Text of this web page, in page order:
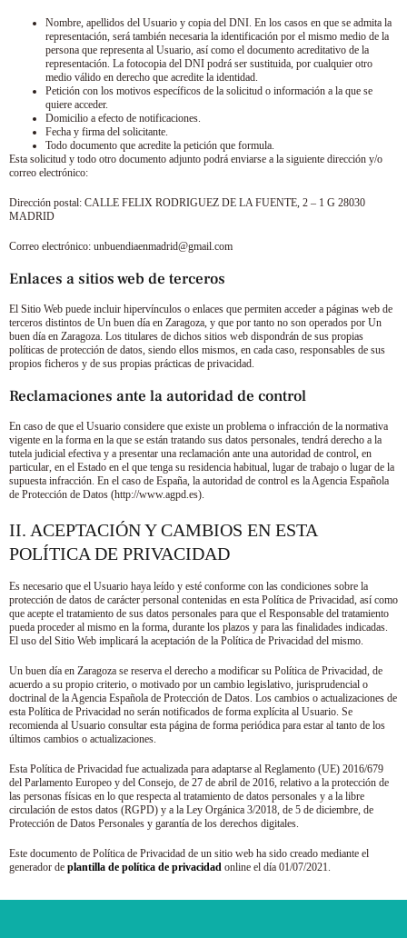
Nombre, apellidos del Usuario y copia del DNI. En los casos en que se admita la
representación, será también necesaria la identificación por el mismo medio de la
persona que representa al Usuario, así como el documento acreditativo de la
representación. La fotocopia del DNI podrá ser sustituida, por cualquier otro
medio válido en derecho que acredite la identidad.
Petición con los motivos específicos de la solicitud o información a la que se
quiere acceder.
Domicilio a efecto de notificaciones.
Fecha y firma del solicitante.
Todo documento que acredite la petición que formula.
Esta solicitud y todo otro documento adjunto podrá enviarse a la siguiente dirección y/o
correo electrónico:
Dirección postal: CALLE FELIX RODRIGUEZ DE LA FUENTE, 2 – 1 G 28030
MADRID
Correo electrónico: unbuendiaenmadrid@gmail.com
Enlaces a sitios web de terceros
El Sitio Web puede incluir hipervínculos o enlaces que permiten acceder a páginas web de
terceros distintos de Un buen día en Zaragoza , y que por tanto no son operados por Un
buen día en Zaragoza . Los titulares de dichos sitios web dispondrán de sus propias
políticas de protección de datos, siendo ellos mismos, en cada caso, responsables de sus
propios ficheros y de sus propias prácticas de privacidad.
Reclamaciones ante la autoridad de control
En caso de que el Usuario considere que existe un problema o infracción de la normativa
vigente en la forma en la que se están tratando sus datos personales, tendrá derecho a la
tutela judicial efectiva y a presentar una reclamación ante una autoridad de control, en
particular, en el Estado en el que tenga su residencia habitual, lugar de trabajo o lugar de la
supuesta infracción. En el caso de España, la autoridad de control es la Agencia Española
de Protección de Datos (http://www.agpd.es).
II. ACEPTACIÓN Y CAMBIOS EN ESTA
POLÍTICA DE PRIVACIDAD
Es necesario que el Usuario haya leído y esté conforme con las condiciones sobre la
protección de datos de carácter personal contenidas en esta Política de Privacidad, así como
que acepte el tratamiento de sus datos personales para que el Responsable del tratamiento
pueda proceder al mismo en la forma, durante los plazos y para las finalidades indicadas.
El uso del Sitio Web implicará la aceptación de la Política de Privacidad del mismo.
Un buen día en Zaragoza se reserva el derecho a modificar su Política de Privacidad, de
acuerdo a su propio criterio, o motivado por un cambio legislativo, jurisprudencial o
doctrinal de la Agencia Española de Protección de Datos. Los cambios o actualizaciones de
esta Política de Privacidad no serán notificados de forma explícita al Usuario. Se
recomienda al Usuario consultar esta página de forma periódica para estar al tanto de los
últimos cambios o actualizaciones.
Esta Política de Privacidad fue actualizada para adaptarse al Reglamento (UE) 2016/679
del Parlamento Europeo y del Consejo, de 27 de abril de 2016, relativo a la protección de
las personas físicas en lo que respecta al tratamiento de datos personales y a la libre
circulación de estos datos (RGPD) y a la Ley Orgánica 3/2018, de 5 de diciembre, de
Protección de Datos Personales y garantía de los derechos digitales.
Este documento de Política de Privacidad de un sitio web ha sido creado mediante el
generador de plantilla de política de privacidad online el día 01/07/2021.